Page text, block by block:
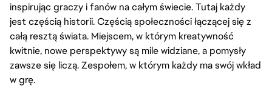
inspirując graczy i fanów na całym świecie. Tutaj każdy
jest częścią historii. Częścią społeczności łączącej się z
całą resztą świata. Miejscem, w którym kreatywność
kwitnie, nowe perspektywy są mile widziane, a pomysły
zawsze się liczą. Zespołem, w którym każdy ma swój wkład
w grę.